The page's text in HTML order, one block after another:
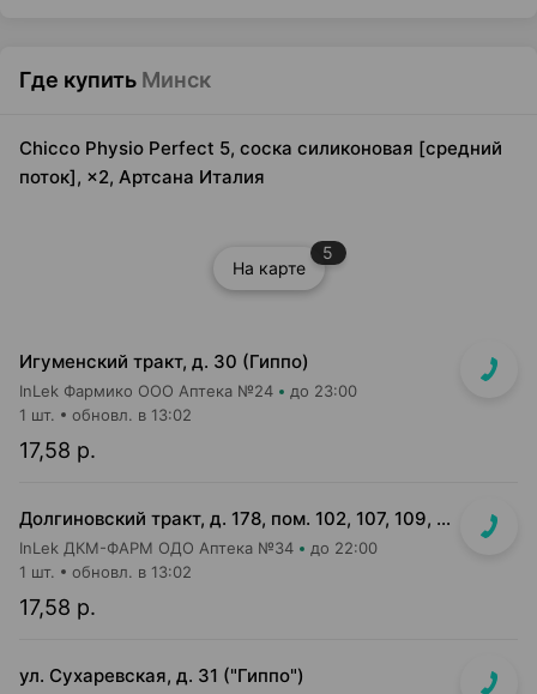
Где купить Минск
Chicco Physio Perfect 5, соска силиконовая [средний
поток], ×2, Артсана Италия
На карте
5
Игуменский тракт, д. 30 (Гиппо)
InLek Фармико ООО Аптека №24 до 23:00
17,58 р.
1 шт. обновл. в 13:02
Долгиновский тракт, д. 178, пом. 102, 107, 109, 112, 114 (ТЦ "ALL")
InLek ДКМ-ФАРМ ОДО Аптека №34 до 22:00
17,58 р.
1 шт. обновл. в 13:02
ул. Сухаревская, д. 31 ("Гиппо")